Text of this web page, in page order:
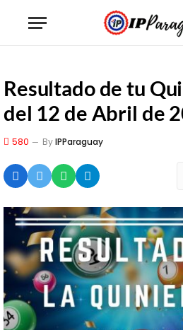
Resultado de tu
del 12 de Abril de
580 ByIPParaguay